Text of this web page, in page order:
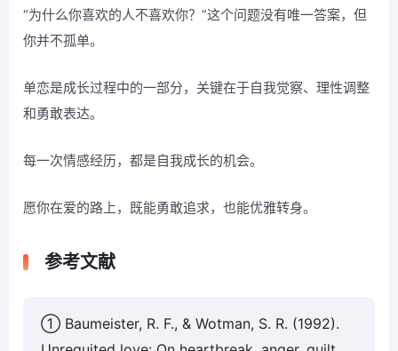
“为什么你喜欢的人不喜欢你？”这个问题没有唯一答案，但
你并不孤单。
单恋是成长过程中的一部分，关键在于自我觉察、理性调整
和勇敢表达。
每一次情感经历，都是自我成长的机会。
愿你在爱的路上，既能勇敢追求，也能优雅转身。
参考文献
① Baumeister, R. F., & Wotman, S. R. (1992).